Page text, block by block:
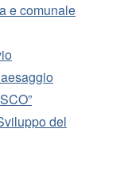
e comunale
del